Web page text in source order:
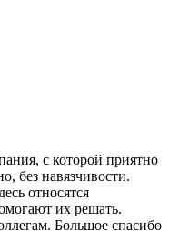
с которой приятно
без навязчивости.
относятся
их решать.
Большое спасибо